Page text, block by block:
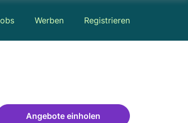
Werben Registrieren
Angebote einholen